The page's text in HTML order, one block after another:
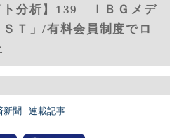
ト分析】139 ＩＢＧメデ
Ｔ」/有料会員制度でロ
新聞 連載記事